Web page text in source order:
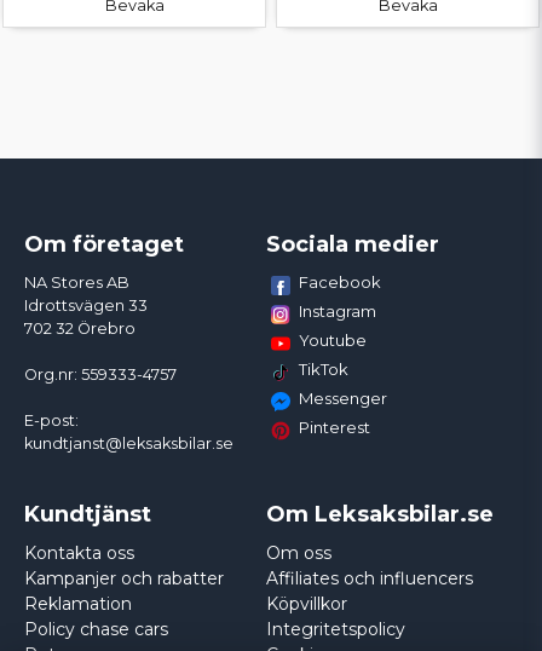
Bevaka Bevaka
Om företaget
NA Stores AB
Idrottsvägen 33
702 32 Örebro
Org.nr: 559333-4757
E-post:
kundtjanst@leksaksbilar.se
Sociala medier
Facebook
Instagram
Youtube
TikTok
Messenger
Pinterest
Kundtjänst
Kontakta oss
Kampanjer och rabatter
Reklamation
Policy chase cars
Om Leksaksbilar.se
Om oss
Affiliates och influencers
Köpvillkor
Integritetspolicy